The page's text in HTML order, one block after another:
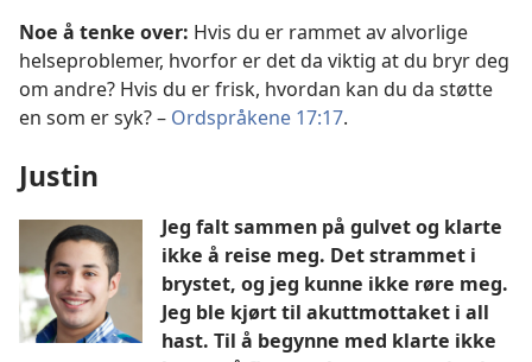
Noe å tenke over: Hvis du er rammet av alvorlige
helseproblemer, hvorfor er det da viktig at du bryr deg
om andre? Hvis du er frisk, hvordan kan du da støtte
en som er syk? – Ordspråkene 17:17.
Justin
Jeg falt sammen på gulvet og klarte
ikke å reise meg. Det strammet i
brystet, og jeg kunne ikke røre meg.
Jeg ble kjørt til akuttmottaket i all
hast. Til å begynne med klarte ikke